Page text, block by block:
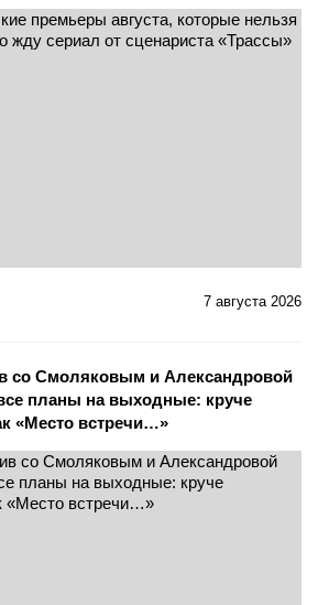
7 августа 2026
со Смоляковым и Александровой
планы на выходные: круче
«Место встречи…»